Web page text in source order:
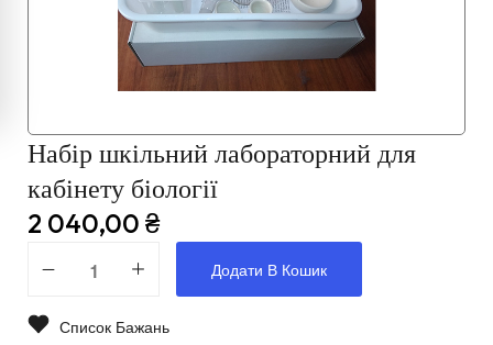
Мультимедійне обладнання
Освіта
Телерадіо обладнання
Фізика
Набір шкільний лабораторний для
кабінету біології
2 040,00 ₴
Додати В Кошик
Список Бажань